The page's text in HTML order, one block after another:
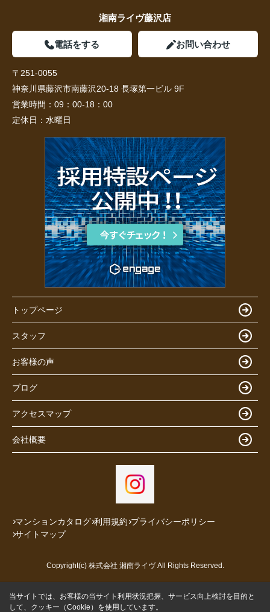
湘南ライヴ藤沢店
電話をする お問い合わせ
〒251-0055
神奈川県藤沢市南藤沢20-18 長塚第一ビル 9F
営業時間： 09：00-18：00
定休日： 水曜日
トップページ
スタッフ
お客様の声
ブログ
アクセスマップ
会社概要
マンションカタログ 利用規約 プライバシーポリシー
サイトマップ
Copyright(c) 株式会社 湘南ライヴ All Rights Reserved.
当サイトでは、お客様の当サイト利用状況把握、サービス向上検討を目的と
して、クッキー（Cookie）を使用しています。